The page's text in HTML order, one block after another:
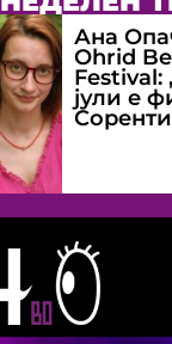
Ана
Оhrid
Festival:
јули е